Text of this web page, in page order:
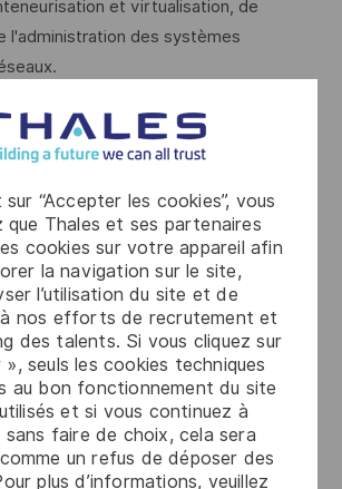
sur “Accepter les cookies”, vous
que Thales et ses partenaires
cookies sur votre appareil afin
la navigation sur le site,
l’utilisation du site et de
nos efforts de recrutement et
des talents. Si vous cliquez sur
», seuls les cookies techniques
au bon fonctionnement du site
et si vous continuez à
sans faire de choix, cela sera
un refus de déposer des
plus d’informations, veuillez
et virtualisation, de
l'administration des systèmes
votre leadership et votre
force de proposition dans une
projet et vous avez le sens de
résultats.
Handi-Engagée, reconnait
La diversité est notre meilleur
et rejoignez nous !
nécessiter d'accéder à des
du secret de la défense
retenue fera l'objet d'une
conformément aux
articles R.2311-1 et suivants du